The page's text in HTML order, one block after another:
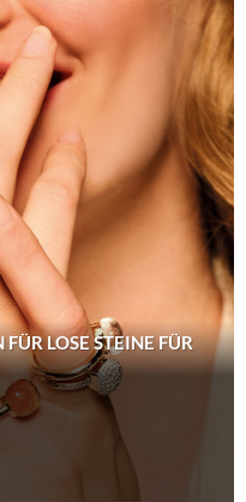
LOSE STEINE FÜR